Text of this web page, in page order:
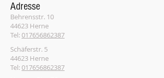
Adresse
Behrensstr. 10
44623 Herne
Tel:017656862387
Schäferstr. 5
44623 Herne
Tel:017656862387